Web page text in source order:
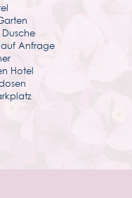
auf Anfrage
Hotel